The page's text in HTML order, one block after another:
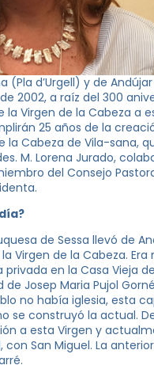
(Pla d’Urgell) y de
2002, a raíz del 300
la Virgen de la Cabeza a
25 años de la
la Cabeza de Vila-sana,
M. Lorena Jurado,
del Consejo
de Sessa llevó de
Virgen de la Cabeza.
privada en la Casa Vieja
Josep Maria Pujol
no había iglesia, esta
se construyó la actual.
a esta Virgen y
San Miguel. La